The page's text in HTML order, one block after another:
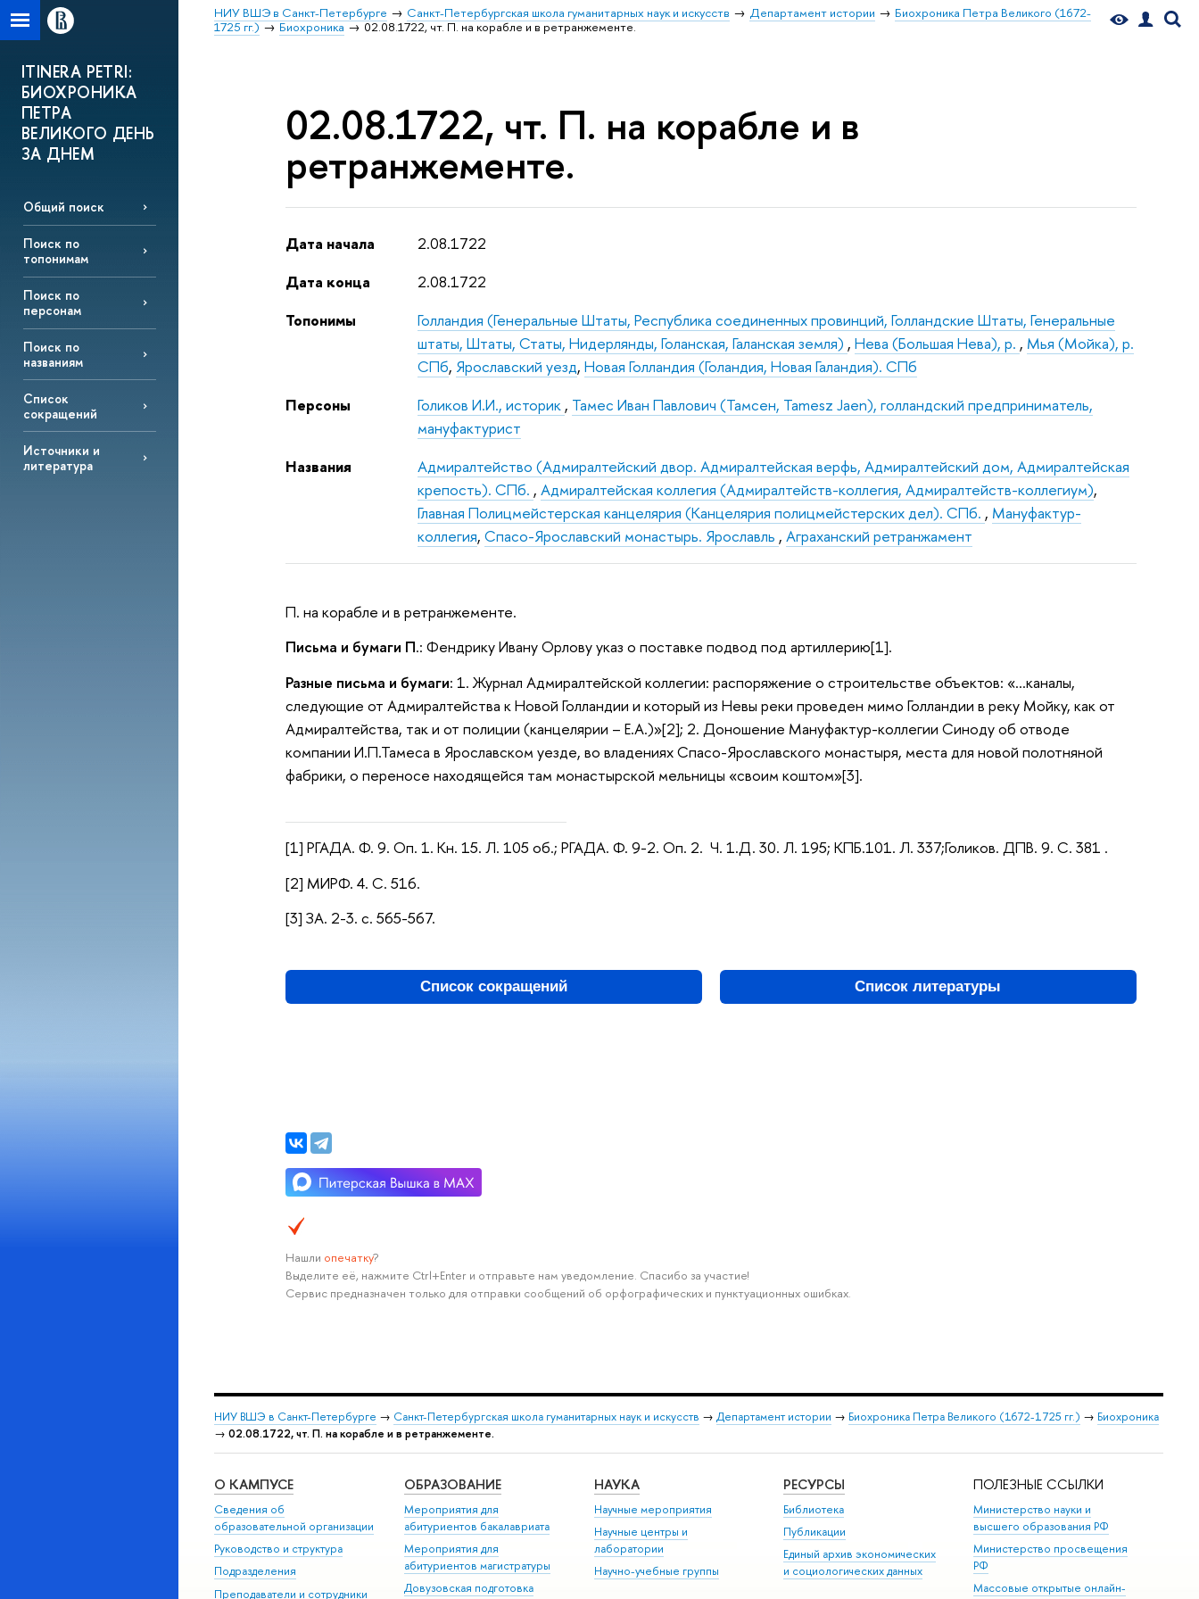
НИУ ВШЭ в Санкт-Петербурге Санкт-Петербургская школа гуманитарных наук и искусств Департамент истории
Биохроника Петра Великого (1672-
1725 гг.)
Биохроника 02.08.1722, чт. П. на корабле и в ретранжементе.
ITINERA PETRI:
БИОХРОНИКА
ПЕТРА
ВЕЛИКОГО ДЕНЬ
ЗА ДНЕМ
Общий поиск
Поиск по
топонимам
Поиск по
персонам
Поиск по
названиям
Список
сокращений
Источники и
литература
02.08.1722, чт. П. на корабле и в
ретранжементе.
Дата начала
2.08.1722
Дата конца
2.08.1722
Топонимы
Голландия (Генеральные Штаты, Республика соединенных провинций, Голландские Штаты, Генеральные
штаты, Штаты, Статы, Нидерлянды, Голанская, Галанская земля) ,Нева (Большая Нева), р. , Мья (Мойка), р.
СПб, Ярославский уезд,Новая Голландия (Голандия, Новая Галандия). СПб
Персоны
Голиков И.И., историк , Тамес Иван Павлович (Тамсен, Tamesz Jaen), голландский предприниматель,
мануфактурист
Названия
Адмиралтейство (Адмиралтейский двор. Адмиралтейская верфь, Адмиралтейский дом, Адмиралтейская
крепость). СПб. ,Адмиралтейская коллегия (Адмиралтейств-коллегия, Адмиралтейств-коллегиум),
Главная Полицмейстерская канцелярия (Канцелярия полицмейстерских дел). СПб. , Мануфактур-
коллегия,Спасо-Ярославский монастырь. Ярославль ,Аграханский ретранжамент
П. на корабле и в ретранжементе.
Письма и бумаги П.: Фендрику Ивану Орлову указ о поставке подвод под артиллерию[1].
Разные письма и бумаги: 1. Журнал Адмиралтейской коллегии: распоряжение о строительстве объектов: «…каналы,
следующие от Адмиралтейства к Новой Голландии и который из Невы реки проведен мимо Голландии в реку Мойку, как от
Адмиралтейства, так и от полиции (канцелярии – Е.А.)»[2]; 2. Доношение Мануфактур-коллегии Синоду об отводе
компании И.П.Тамеса в Ярославском уезде, во владениях Спасо-Ярославского монастыря, места для новой полотняной
фабрики, о переносе находящейся там монастырской мельницы «своим коштом»[3].
[1] РГАДА. Ф. 9. Оп. 1. Кн. 15. Л. 105 об.; РГАДА. Ф. 9-2. Оп. 2. Ч. 1.Д. 30. Л. 195; КПБ.101. Л. 337;Голиков. ДПВ. 9. С. 381 .
[2] МИРФ. 4. С. 516.
[3] ЗА. 2-3. с. 565-567.
Список сокращений Список литературы
Нашли опечатку?
Выделите её, нажмите Ctrl+Enter и отправьте нам уведомление. Спасибо за участие!
Сервис предназначен только для отправки сообщений об орфографических и пунктуационных ошибках.
НИУ ВШЭ в Санкт-Петербурге → Санкт-Петербургская школа гуманитарных наук и искусств → Департамент истории → Биохроника Петра Великого (1672-1725 гг.) → Биохроника
→ 02.08.1722, чт. П. на корабле и в ретранжементе.
О КАМПУСЕ
Сведения об
образовательной организации
Руководство и структура
Подразделения
Преподаватели и сотрудники
ОБРАЗОВАНИЕ
Мероприятия для
абитуриентов бакалавриата
Мероприятия для
абитуриентов магистратуры
Довузовская подготовка
НАУКА
Научные мероприятия
Научные центры и
лаборатории
Научно-учебные группы
РЕСУРСЫ
Библиотека
Публикации
Единый архив экономических
и социологических данных
ПОЛЕЗНЫЕ ССЫЛКИ
Министерство науки и
высшего образования РФ
Министерство просвещения
РФ
Массовые открытые онлайн-